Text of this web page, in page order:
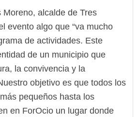
Moreno, alcalde de Tres
evento algo que “va mucho
de actividades. Este
de un municipio que
la convivencia y la
objetivo es que todos los
pequeños hasta los
en ForOcio un lugar donde